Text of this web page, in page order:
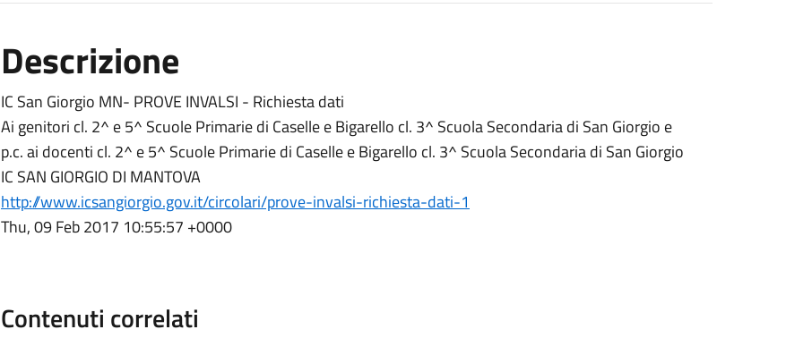
Descrizione
IC San Giorgio MN- PROVE INVALSI - Richiesta dati
Ai genitori cl. 2^ e 5^ Scuole Primarie di Caselle e Bigarello cl. 3^ Scuola Secondaria di San Giorgio e
p.c. ai docenti cl. 2^ e 5^ Scuole Primarie di Caselle e Bigarello cl. 3^ Scuola Secondaria di San Giorgio
IC SAN GIORGIO DI MANTOVA
http://www.icsangiorgio.gov.it/circolari/prove-invalsi-richiesta-dati-1
Thu, 09 Feb 2017 10:55:57 +0000
Contenuti correlati